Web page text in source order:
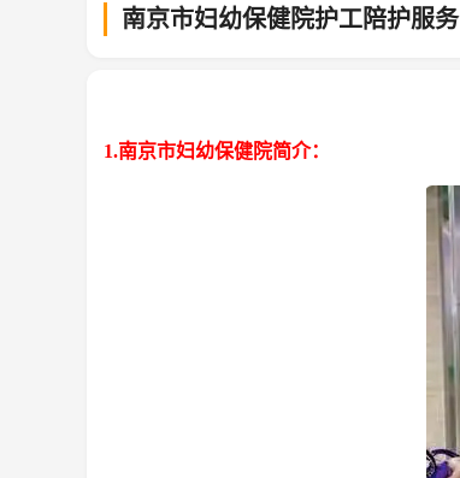
南京市妇幼保健院护工陪护服务
1.南京市妇幼保健院简介：